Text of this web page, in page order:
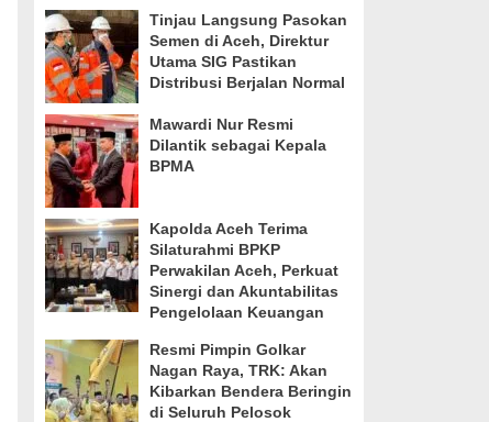
Tinjau Langsung Pasokan
Semen di Aceh, Direktur
Utama SIG Pastikan
Distribusi Berjalan Normal
Mawardi Nur Resmi
Dilantik sebagai Kepala
BPMA
Kapolda Aceh Terima
Silaturahmi BPKP
Perwakilan Aceh, Perkuat
Sinergi dan Akuntabilitas
Pengelolaan Keuangan
Resmi Pimpin Golkar
Nagan Raya, TRK: Akan
Kibarkan Bendera Beringin
di Seluruh Pelosok